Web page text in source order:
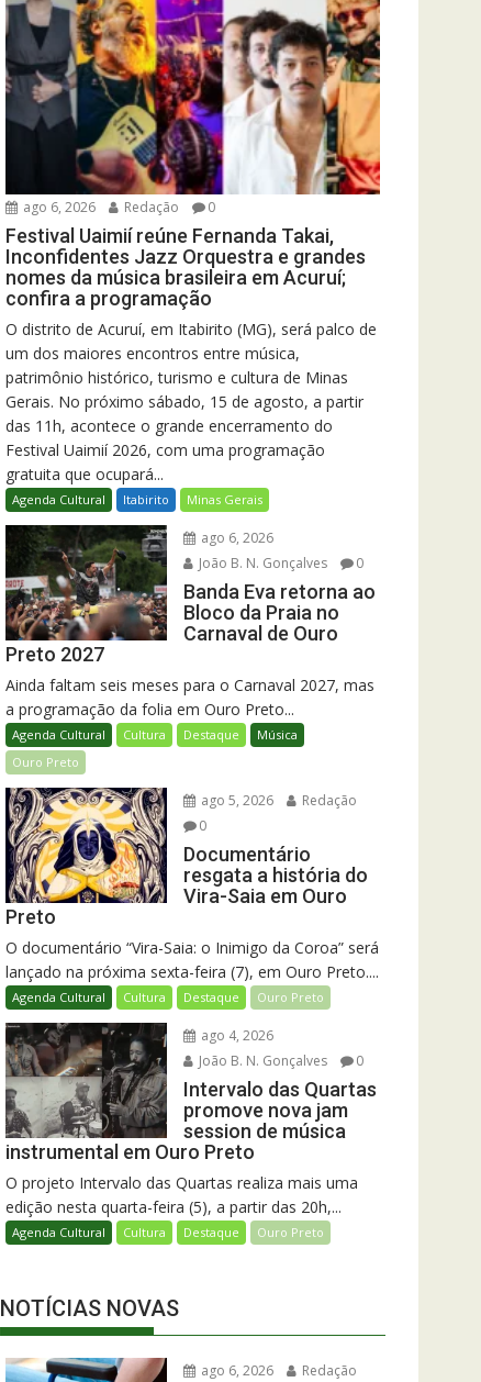
ago 6, 2026 Redação 0
Festival Uaimií reúne Fernanda Takai,
Inconfidentes Jazz Orquestra e grandes
nomes da música brasileira em Acuruí;
confira a programação
O distrito de Acuruí, em Itabirito (MG), será palco de
um dos maiores encontros entre música,
patrimônio histórico, turismo e cultura de Minas
Gerais. No próximo sábado, 15 de agosto, a partir
das 11h, acontece o grande encerramento do
Festival Uaimií 2026, com uma programação
gratuita que ocupará...
Agenda Cultural Itabirito Minas Gerais
ago 6, 2026
João B. N. Gonçalves
0
Banda Eva retorna ao
Bloco da Praia no
Carnaval de Ouro
Preto 2027
Ainda faltam seis meses para o Carnaval 2027, mas
a programação da folia em Ouro Preto...
Agenda Cultural Cultura Destaque
Música
Ouro Preto
ago 5, 2026
Redação
0
Documentário
resgata a história do
Vira-Saia em Ouro
Preto
O documentário “Vira-Saia: o Inimigo da Coroa” será
lançado na próxima sexta-feira (7), em Ouro Preto....
Agenda Cultural Cultura Destaque Ouro Preto
ago 4, 2026
João B. N. Gonçalves
0
Intervalo das Quartas
promove nova jam
session de música
instrumental em Ouro Preto
O projeto Intervalo das Quartas realiza mais uma
edição nesta quarta-feira (5), a partir das 20h,...
Agenda Cultural Cultura Destaque Ouro Preto
NOTÍCIAS NOVAS
ago 6, 2026
Redação